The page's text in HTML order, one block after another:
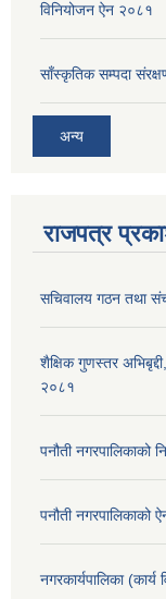
विनियोजन ऐन २०८१
साँस्कृतिक सम्पदा
अन्य
राजपत्र
सचिवालय गठन तथा
शैक्षिक गुणस्तर
२०८१
पनौती नगरपालिकाको
पनौती नगरपालिकाको
नगरकार्यपालिका